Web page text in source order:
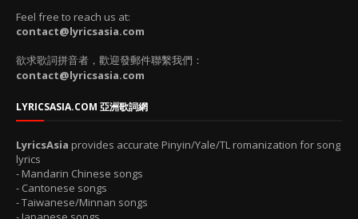
Feel free to reach us at:
contact@lyricsasia.com
欲求歌詞拼音者，歡迎發郵件聯繫我們：
contact@lyricsasia.com
LYRICSASIA.COM 亞洲歌詞網
LyricsAsia provides accurate Pinyin/Yale/TL romanization for song
lyrics
- Mandarin Chinese songs
- Cantonese songs
- Taiwanese/Minnan songs